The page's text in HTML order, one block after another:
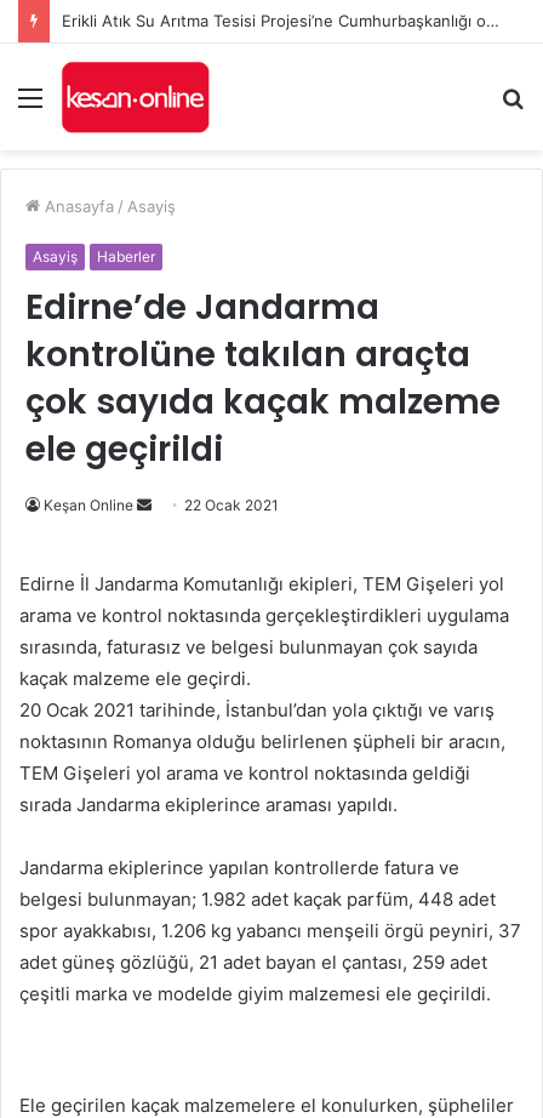
Erikli Atık Su Arıtma Tesisi Projesi’ne Cumhurbaşkanlığı onayı
Menü
...
Anasayfa / Asayiş
Asayiş Haberler
Edirne’de Jandarma
kontrolüne takılan araçta
çok sayıda kaçak malzeme
ele geçirildi
Keşan Online
Bir
göndermek
22 Ocak 2021
Edirne İl Jandarma Komutanlığı ekipleri, TEM Gişeleri yol
arama ve kontrol noktasında gerçekleştirdikleri uygulama
sırasında, faturasız ve belgesi bulunmayan çok sayıda
kaçak malzeme ele geçirdi.
20 Ocak 2021 tarihinde, İstanbul’dan yola çıktığı ve varış
noktasının Romanya olduğu belirlenen şüpheli bir aracın,
TEM Gişeleri yol arama ve kontrol noktasında geldiği
sırada Jandarma ekiplerince araması yapıldı.
Jandarma ekiplerince yapılan kontrollerde fatura ve
belgesi bulunmayan; 1.982 adet kaçak parfüm, 448 adet
spor ayakkabısı, 1.206 kg yabancı menşeili örgü peyniri, 37
adet güneş gözlüğü, 21 adet bayan el çantası, 259 adet
çeşitli marka ve modelde giyim malzemesi ele geçirildi.
Ele geçirilen kaçak malzemelere el konulurken, şüpheliler